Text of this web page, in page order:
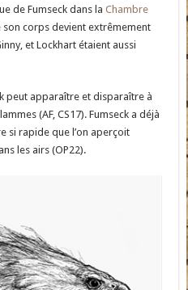
de Fumseck dans laChambre
son corps devient extrêmement
et Lockhart étaient aussi
peut apparaître et disparaître à
(AF, CS17). Fumseck a déjà
si rapide que l’on aperçoit
les airs (OP22).